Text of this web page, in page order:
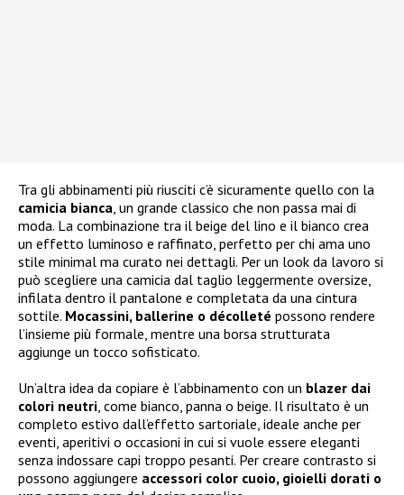
Tra gli abbinamenti più riusciti c’è sicuramente quello con la
camicia bianca , un grande classico che non passa mai di
moda. La combinazione tra il beige del lino e il bianco crea
un effetto luminoso e raffinato, perfetto per chi ama uno
stile minimal ma curato nei dettagli. Per un look da lavoro si
può scegliere una camicia dal taglio leggermente oversize,
infilata dentro il pantalone e completata da una cintura
sottile. Mocassini, ballerine o décolleté possono rendere
l’insieme più formale, mentre una borsa strutturata
aggiunge un tocco sofisticato.
Un’altra idea da copiare è l’abbinamento con un blazer dai
colori neutri , come bianco, panna o beige. Il risultato è un
completo estivo dall’effetto sartoriale, ideale anche per
eventi, aperitivi o occasioni in cui si vuole essere eleganti
senza indossare capi troppo pesanti. Per creare contrasto si
possono aggiungere accessori color cuoio, gioielli dorati o